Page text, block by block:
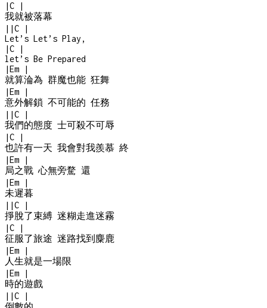
|C
|
我就被落幕
| |C
|
Let’s Let’s Play,
|C
|
let’s Be Prepared
|Em
|
就算淪為 群魔也能 狂舞
|Em
|
意外解鎖 不可能的 任務
| |C
|
我們的態度 士可殺不可辱
|C
|
也許有一天 我會對我羨慕 終
|Em
|
局之戰 心無旁騖 還
|Em
|
未遲暮
| |C
|
掙脫了束縛 迷糊走進迷霧
|C
|
征服了旅途 迷路找到麋鹿
|Em
|
人生就是一場限
|Em
|
時的遊戲
| |C
|